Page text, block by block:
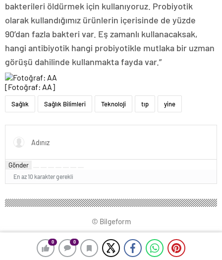
0 0
bakterileri öldürmek için kullanıyoruz. Probiyotik
olarak kullandığımız ürünlerin içerisinde de yüzde
90’dan fazla bakteri var. Eş zamanlı kullanacaksak,
hangi antibiyotik hangi probiyotikle mutlaka bir uzman
görüşü dahilinde kullanmakta fayda var.”
[Fotoğraf: AA]
Sağlık Sağlık Bilimleri Teknoloji tıp yine
Gönder
En az 10 karakter gerekli
© Bilgeform